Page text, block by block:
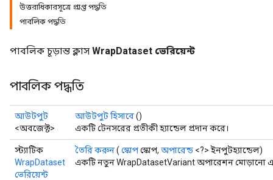
উত্তরাধিকারসূত্রে প্রাপ্ত পদ্ধতি
পাবলিক পদ্ধতি
পাবলিক চূড়ান্ত ক্লাস WrapDataset ভেরিয়েন্ট
পাবলিক পদ্ধতি
আউটপুট
<অবজেক্ট>
আউটপুট হিসাবে()
একটি টেনসরের প্রতীকী হ্যান্ডেল প্রদান করে।
স্ট্যাটিক
WrapDataset
ভেরিয়েন্ট
তৈরি করুন( স্কোপস্কোপ, অপারেন্ড <?> ইনপুটহ্যান্ডেল)
একটি নতুন WrapDatasetVariant অপারেশন মোড়ানো